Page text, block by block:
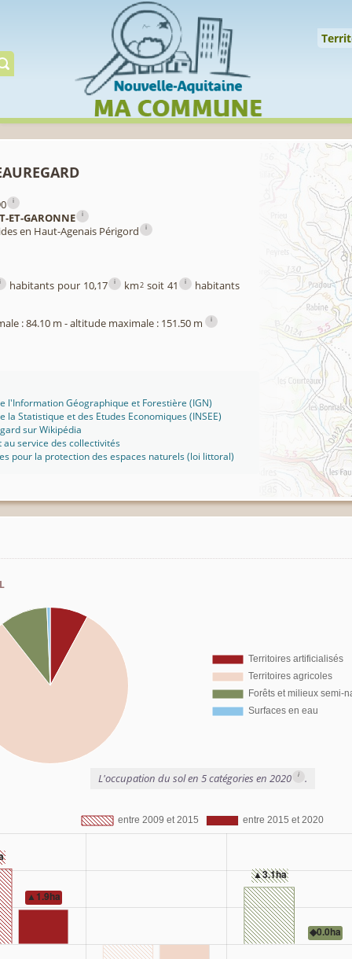
Gérer préserver
i
ET-GARONNE i
en Haut-Agenais Périgord i
i habitants pour 10,17 i km2soit 41 i habitants
: 84.10 m - altitude maximale : 151.50 m i
l'Information Géographique et Forestière (IGN)
la Statistique et des Etudes Economiques (INSEE)
sur Wikipédia
au service des collectivités
pour la protection des espaces naturels (loi littoral)
L'occupation du sol en 5 catégories en 2020 i .
Cookies management panel